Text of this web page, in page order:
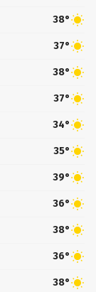
38°
37°
38°
37°
34°
35°
39°
36°
38°
36°
38°